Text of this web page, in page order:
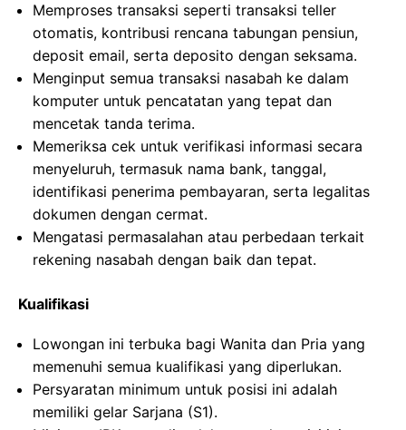
Memproses transaksi seperti transaksi teller
otomatis, kontribusi rencana tabungan pensiun,
deposit email, serta deposito dengan seksama.
Menginput semua transaksi nasabah ke dalam
komputer untuk pencatatan yang tepat dan
mencetak tanda terima.
Memeriksa cek untuk verifikasi informasi secara
menyeluruh, termasuk nama bank, tanggal,
identifikasi penerima pembayaran, serta legalitas
dokumen dengan cermat.
Mengatasi permasalahan atau perbedaan terkait
rekening nasabah dengan baik dan tepat.
Kualifikasi
Lowongan ini terbuka bagi Wanita dan Pria yang
memenuhi semua kualifikasi yang diperlukan.
Persyaratan minimum untuk posisi ini adalah
memiliki gelar Sarjana (S1).